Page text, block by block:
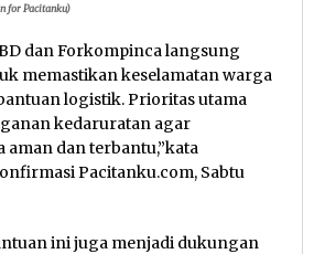
for Pacitanku)
dan Forkompinca langsung
memastikan keselamatan warga
logistik. Prioritas utama
kedaruratan agar
aman dan terbantu,”kata
Pacitanku.com, Sabtu
ini juga menjadi dukungan